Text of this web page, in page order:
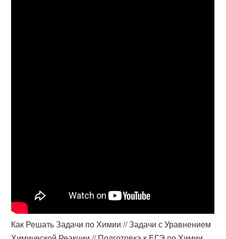
Как Решать Задачи по Химии // Задачи с Уравнением